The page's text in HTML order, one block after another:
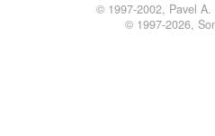
© 1997-2002, Pavel A.
© 1997-2026,